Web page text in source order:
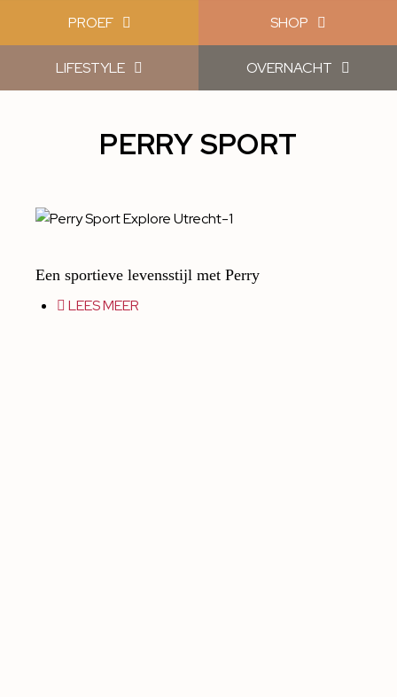
PROEF SHOP
LIFESTYLE OVERNACHT
PERRY SPORT
Een sportieve levensstijl met Perry
LEES MEER